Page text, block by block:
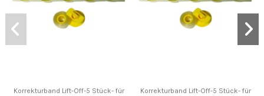
Korrekturband Lift-Off-5 Stück- für
Korrekturband Lift-Off-5 Stück- für